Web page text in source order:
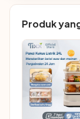
Produk